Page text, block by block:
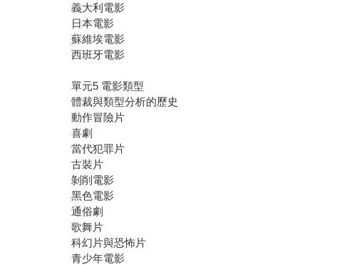
義大利電影
日本電影
蘇維埃電影
西班牙電影
單元5 電影類型
體裁與類型分析的歷史
動作冒險片
喜劇
當代犯罪片
古裝片
剝削電影
黑色電影
通俗劇
歌舞片
科幻片與恐怖片
青少年電影